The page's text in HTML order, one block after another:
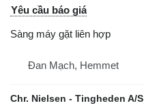
Yêu cầu báo giá
Sàng máy gặt liên hợp
Đan Mạch, Hemmet
Chr. Nielsen - Tingheden A/S